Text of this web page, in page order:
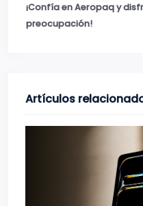
¡Confía en Aeropaq y
preocupación!
Artículos